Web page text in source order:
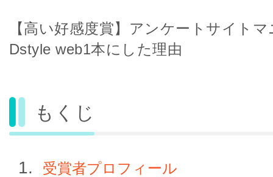
【高い好感度賞】アンケートサイト
Dstyle web1本にした理由
もくじ
受賞者プロフィール